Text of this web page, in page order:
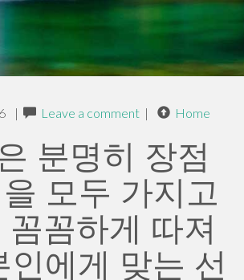
| Leave a comment | Home
분명히 장점
모두 가지고
꼼꼼하게 따져
인에게 맞는 선